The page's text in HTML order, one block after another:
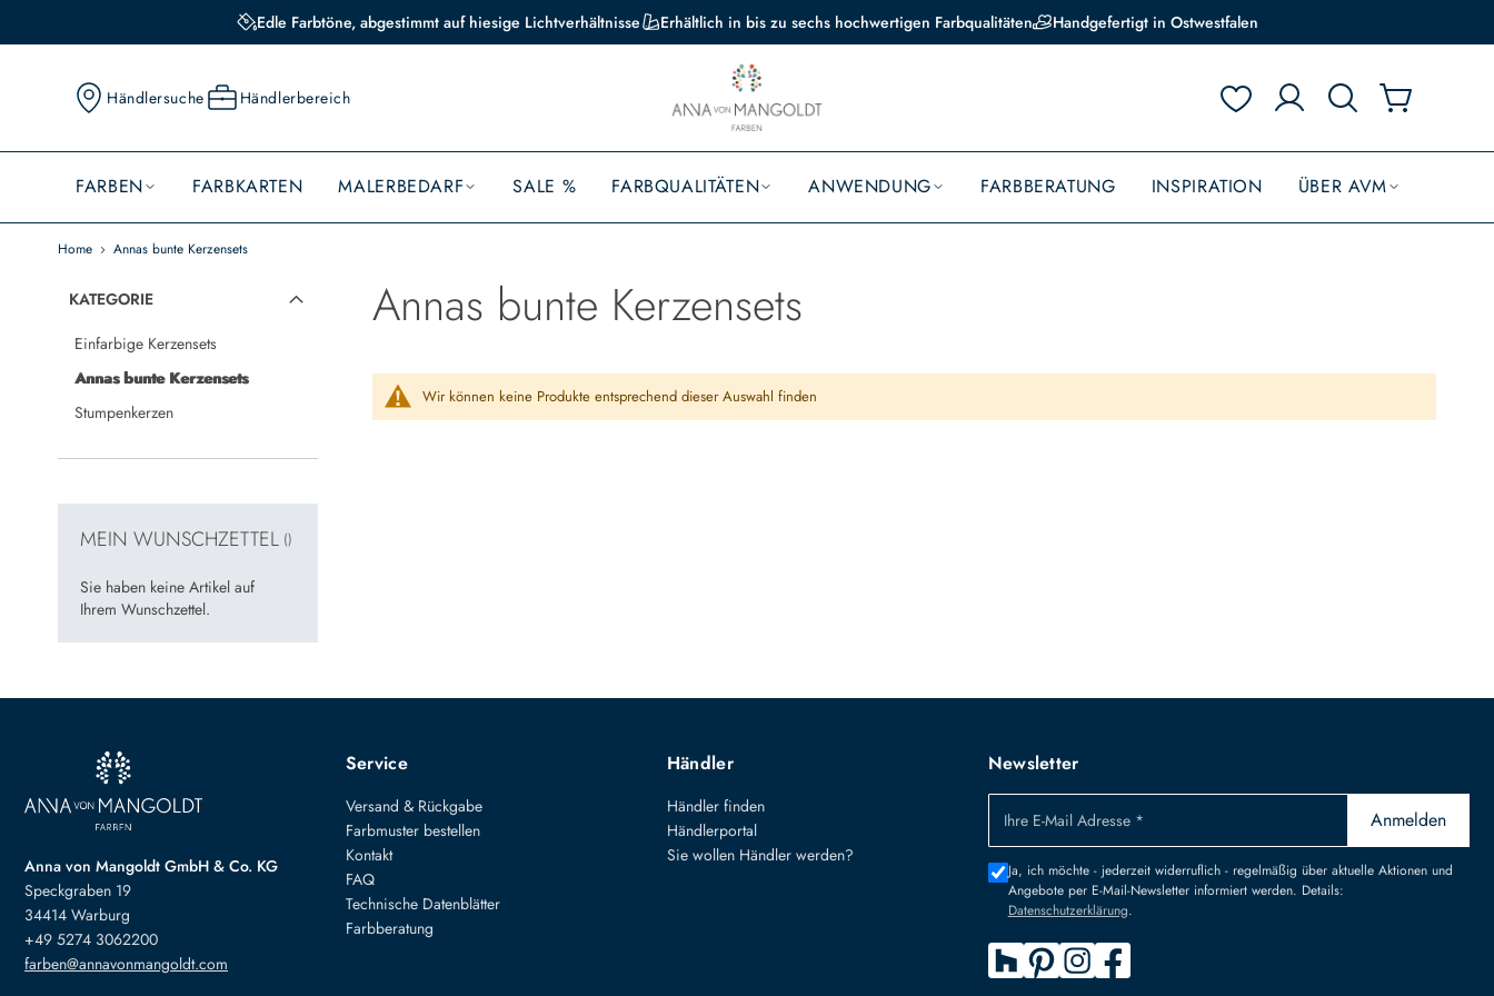
Edle Farbtöne, abgestimmt auf hiesige Lichtverhältnisse Erhältlich in bis zu sechs hochwertigen Farbqualitäten Handgefertigt in Ostwestfalen
Händlersuche Händlerbereich
FARBEN FARBKARTEN MALERBEDARF SALE % FARBQUALITÄTEN ANWENDUNG FARBBERATUNG INSPIRATION ÜBER AVM
Home Annas bunte Kerzensets
Annas bunte Kerzensets
Wir können keine Produkte entsprechend dieser Auswahl finden
KATEGORIE
Einfarbige Kerzensets
Annas bunte Kerzensets
Stumpenkerzen
MEIN WUNSCHZETTEL
Sie haben keine Artikel auf
Ihrem Wunschzettel.
Anna von Mangoldt GmbH & Co. KG
Speckgraben 19
34414 Warburg
+49 5274 3062200
farben@annavonmangoldt.com
Service
Versand & Rückgabe
Farbmuster bestellen
Kontakt
FAQ
Technische Datenblätter
Farbberatung
Händler
Händler finden
Händlerportal
Sie wollen Händler werden?
Newsletter
Ihre E-Mail Adresse * Anmelden
Ja, ich möchte - jederzeit widerruflich - regelmäßig über aktuelle Aktionen und
Angebote per E-Mail-Newsletter informiert werden. Details:
Datenschutzerklärung.